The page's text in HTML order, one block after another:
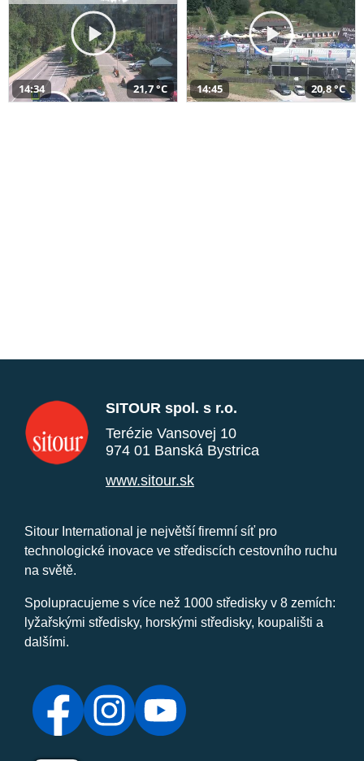
14:34 21,7 °C 14:45 20,8 °C
SITOUR spol. s r.o.
Terézie Vansovej 10
974 01 Banská Bystrica
www.sitour.sk
Sitour International je největší firemní síť pro
technologické inovace ve střediscích cestovního ruchu
na světě.
Spolupracujeme s více než 1000 středisky v 8 zemích:
lyžařskými středisky, horskými středisky, koupališti a
dalšími.